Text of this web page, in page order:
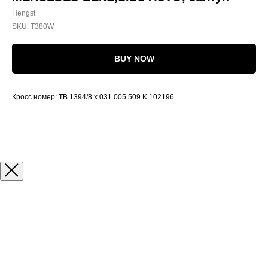
Hengst
SKU: T380W
BUY NOW
Кросс номер: TB 1394/8 x 031 005 509 K 102196